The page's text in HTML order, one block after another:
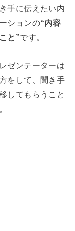
手に伝えたい内
ションの“内容
と”です。
ゼンテーターは
をして、聞き手
してもらうこと